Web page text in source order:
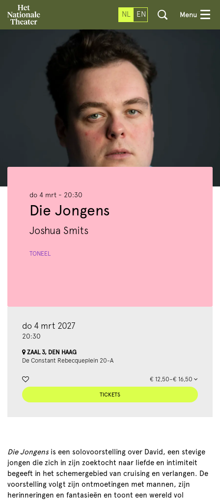
NL EN Menu
Die Jongens
Joshua Smits
do 4 mrt - 20:30
TONEEL
do 4 mrt 2027
20:30
ZAAL 3, DEN HAAG
De Constant Rebecqueplein 20-A
€ 12,50–€ 16,50
TICKETS
Die Jongens is een solovoorstelling over David, een stevige
jongen die zich in zijn zoektocht naar liefde en intimiteit
begeeft in het schemergebied van cruising en verlangen. De
voorstelling volgt zijn ontmoetingen met mannen, zijn
herinneringen en fantasieën en toont een wereld vol